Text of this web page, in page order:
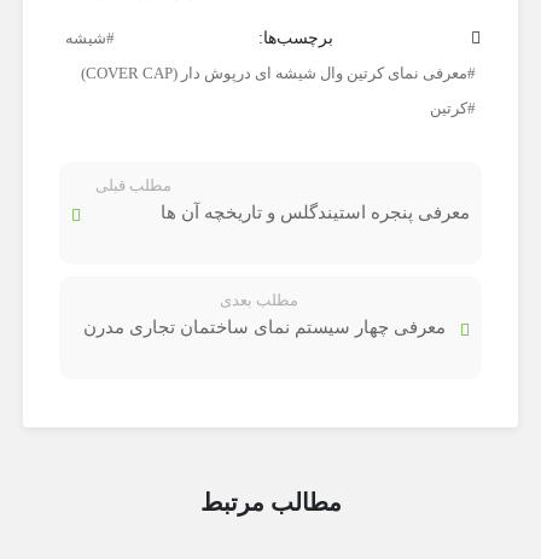
برچسب‌ها:
شیشه
معرفی نمای کرتین وال شیشه ای درپوش دار (COVER CAP)
کرتین
مطلب قبلی
معرفی پنجره استیندگلس و تاریخچه آن ها
مطلب بعدی
معرفی چهار سیستم نمای ساختمان تجاری مدرن
مطالب مرتبط